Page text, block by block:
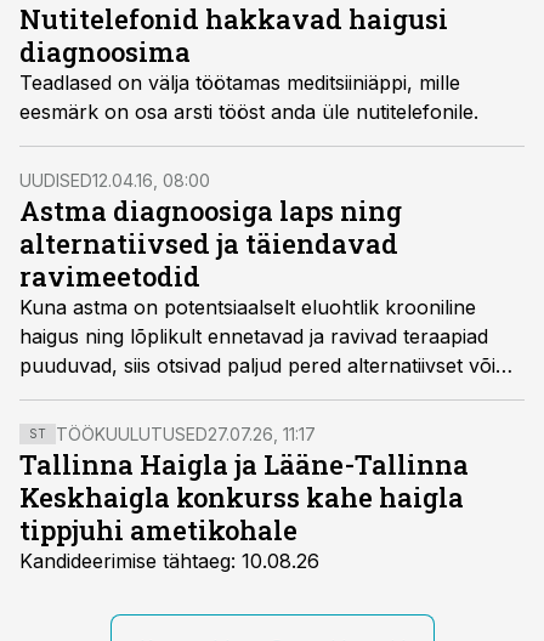
Nutitelefonid hakkavad haigusi
diagnoosima
Teadlased on välja töötamas meditsiiniäppi, mille
eesmärk on osa arsti tööst anda üle nutitelefonile.
UUDISED12.04.16, 08:00
Astma diagnoosiga laps ning
alternatiivsed ja täiendavad
ravimeetodid
Kuna astma on potentsiaalselt eluohtlik krooniline
haigus ning lõplikult ennetavad ja ravivad teraapiad
puuduvad, siis otsivad paljud pered alternatiivset või
täiendavat ravi.
ST TÖÖKUULUTUSED27.07.26, 11:17
Tallinna Haigla ja Lääne-Tallinna
Keskhaigla konkurss kahe haigla
tippjuhi ametikohale
Kandideerimise tähtaeg: 10.08.26